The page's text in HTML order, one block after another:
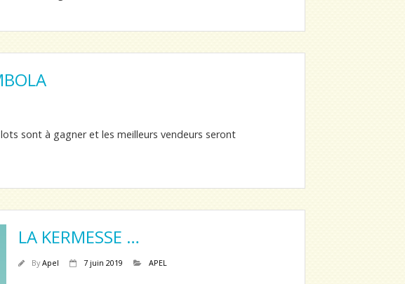
sont à gagner et les meilleurs vendeurs seront
LA KERMESSE …
ByApel 7 juin 2019 APEL